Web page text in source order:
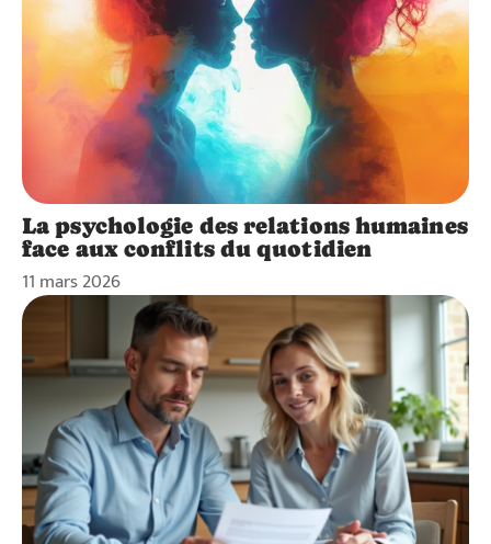
La psychologie des relations humaines
face aux conflits du quotidien
11 mars 2026